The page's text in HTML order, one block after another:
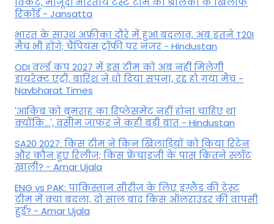
रिकॉर्ड - Jansatta
भारत के साउथ अफ्रीका दौरे में हुआ बदलाव, अब इतने T20I
मैच भी होंगे; चैंपियंस ट्रॉफी पर नजर - Hindustan
ODI वर्ल्ड कप 2027 में इस टीम को अब नहीं मिलेगी
डायरेक्ट एंट्री, बारिश ने धो दिया सपना, रद्द हो गया मैच -
Navbharat Times
'आकिब को बुमराह का रिप्लेसमेंट नहीं होना चाहिए था
क्योंकि...', वसीम जाफर ने कही बड़ी बात - Hindustan
SA20 2027: किस टीम ने किन खिलाड़ियों को किया रिटेन
और कौन हुए रिलीज; किस फ्रेंचाइजी के पास कितने स्लॉट
खाली? - Amar Ujala
ENG vs PAK: पाकिस्तान सीरीज के लिए इंग्लैंड की टेस्ट
टीम में क्या बदला, दो साल बाद किस ऑलराउंडर की वापसी
हुई? - Amar Ujala